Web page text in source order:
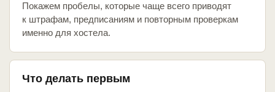
Покажем пробелы, которые чаще всего приводят
к штрафам, предписаниям и повторным проверкам
именно для хостела.
Что делать первым